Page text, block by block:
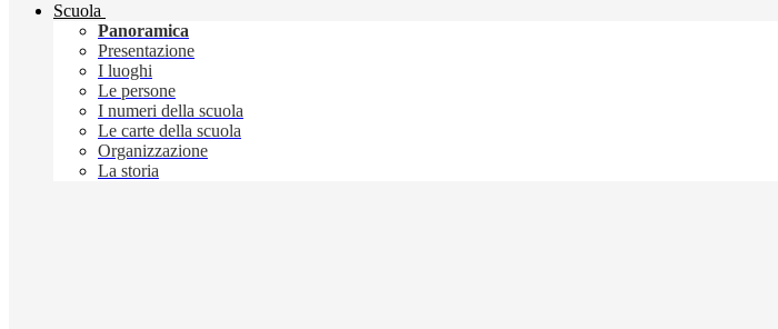
Scuola
Panoramica
Presentazione
I luoghi
Le persone
I numeri della scuola
Le carte della scuola
Organizzazione
La storia